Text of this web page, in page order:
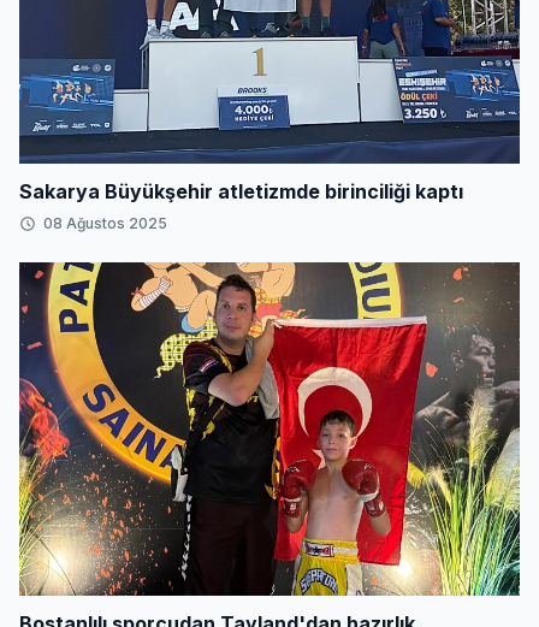
Sakarya Büyükşehir atletizmde birinciliği kaptı
08 Ağustos 2025